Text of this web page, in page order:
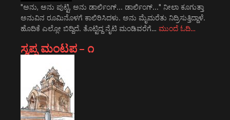
"ಅನು, ಅನು ಪುಟ್ಟಿ, ಅನು ಡಾರ್ಲಿಂಗ್... ಡಾರ್ಲಿಂಗ್..." ನೀಲಾ ಕೂಗುತ್ತಾ
ಅನುವಿನ ರೂಮಿನೊಳಗೆ ಕಾಲಿರಿಸಿದಳು. ಅನು ಮೈಮರೆತು ನಿದ್ರಿಸುತ್ತಿದ್ದಾಳೆ.
ಹೊದಿಕೆ ಎಲ್ಲೋ ಬಿದ್ದಿದೆ. ತೊಟ್ಟಿದ್ದ ನೈಟಿ ಮಂಡಿವರೆಗೆ… ಮುಂದೆ ಓದಿ…
ಸ್ವಪ್ನ ಮಂಟಪ – ೧